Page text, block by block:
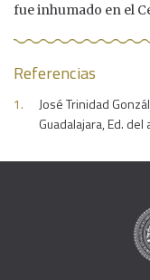
fue inhumado en el
Referencias
José Trinidad
Guadalajara, Ed.